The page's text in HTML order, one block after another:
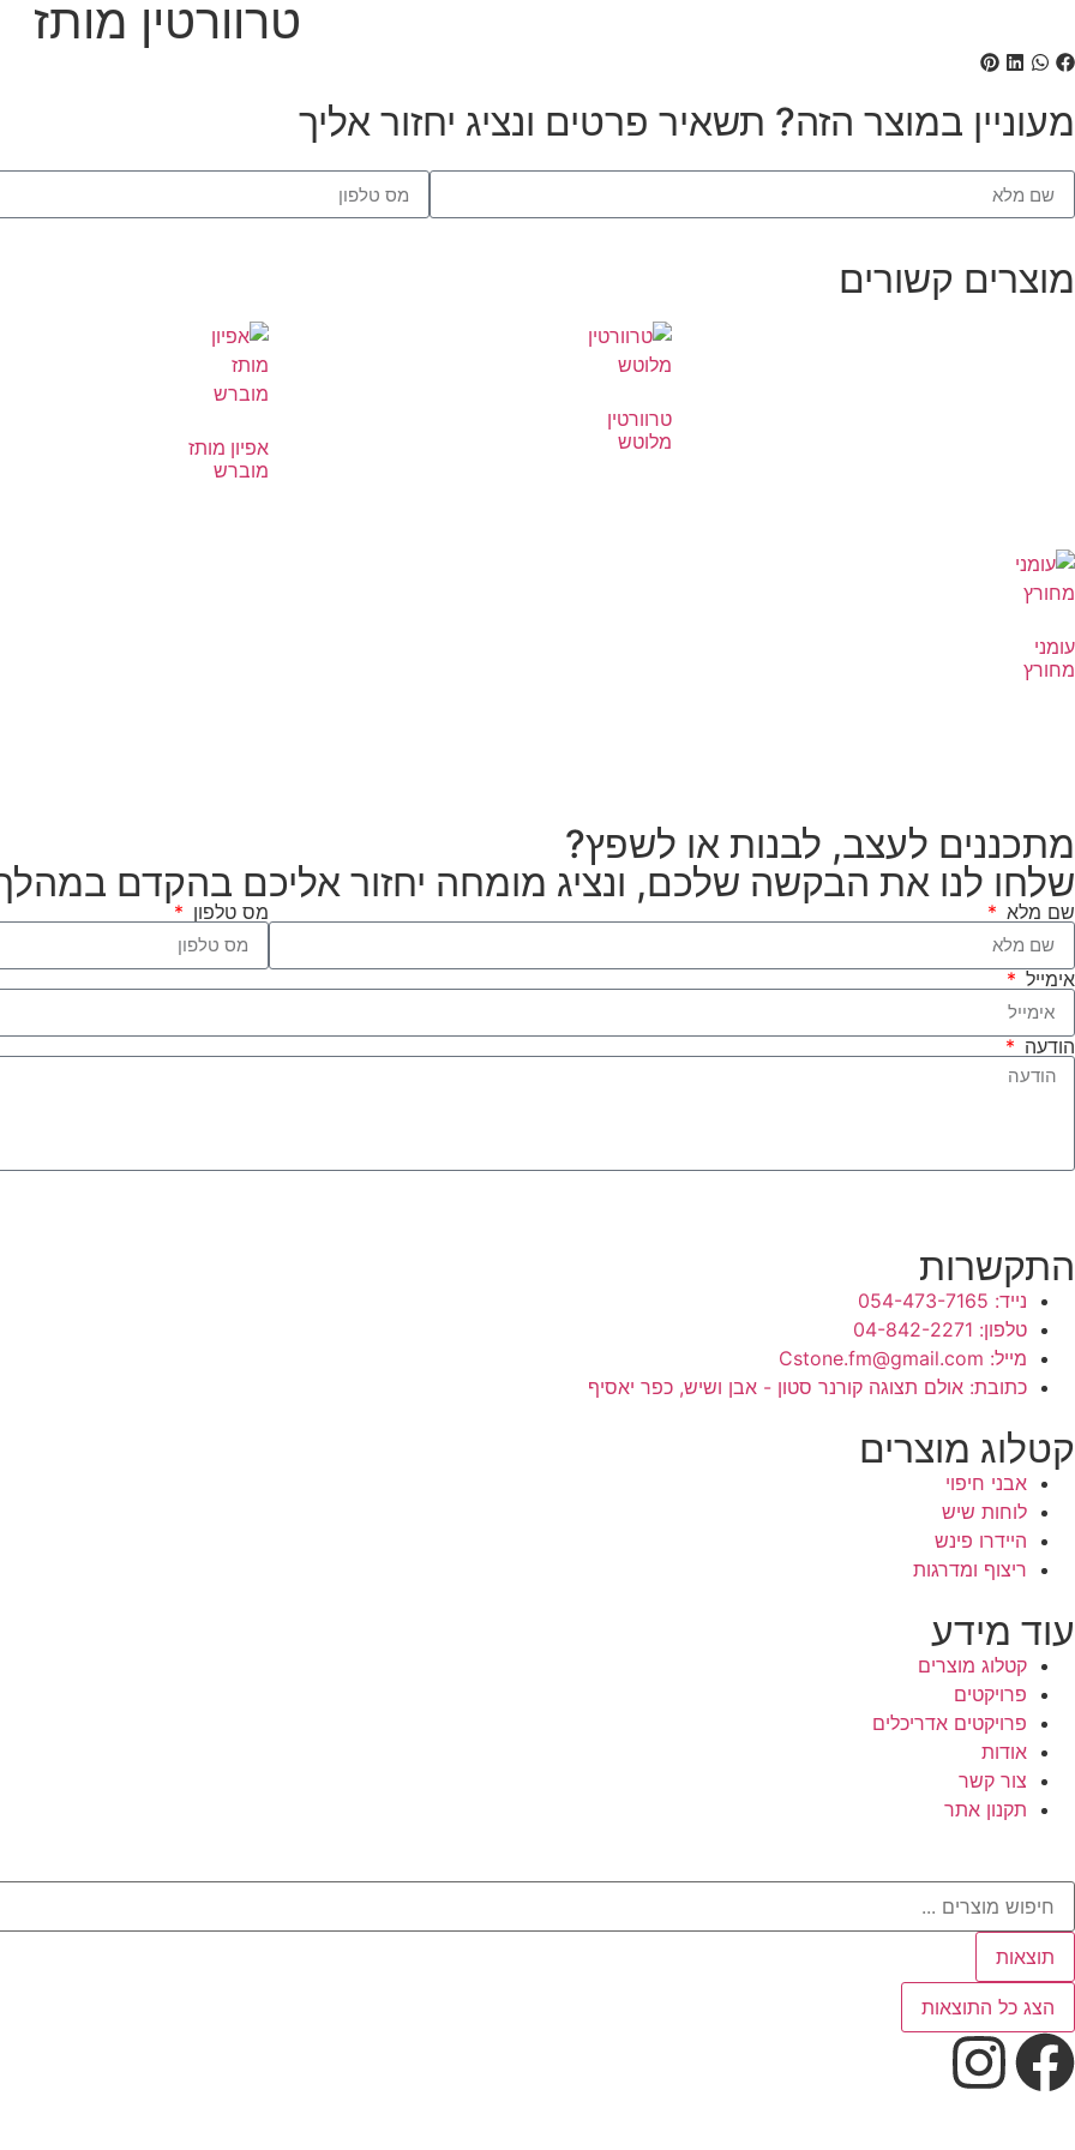
טרוורטין מותז
מעוניין במוצר הזה? תשאיר פרטים ונציג יחזור אליך
מוצרים קשורים
טרוורטין
מלוטש
אפיון מותז
מוברש
עומני
מחורץ
מתכננים לעצב, לבנות או לשפץ?
שלחו לנו את הבקשה שלכם, ונציג מומחה יחזור אליכם בהקדם
שם מלא מס טלפון
אימייל
הודעה
התקשרות
נייד: 054-473-7165
טלפון: 04-842-2271
מייל: Cstone.fm@gmail.com
כתובת: אולם תצוגה קורנר סטון - אבן ושיש, כפר יאסיף
קטלוג מוצרים
אבני חיפוי
לוחות שיש
היידרו פינש
ריצוף ומדרגות
עוד מידע
קטלוג מוצרים
פרויקטים
פרויקטים אדריכלים
אודות
צור קשר
תקנון אתר
תוצאות
הצג כל התוצאות